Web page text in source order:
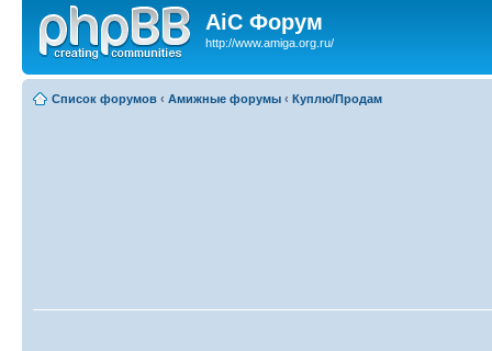
AiC Форум
http://www.amiga.org.ru/
Список форумов ‹ Амижные форумы ‹ Куплю/Продам